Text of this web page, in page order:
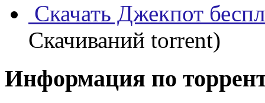
Скачать Джекпот
Скачиваний torrent)
Информация по